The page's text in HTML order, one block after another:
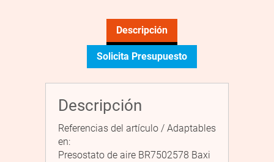
Descripción
Solicita Presupuesto
Descripción
Referencias del artículo / Adaptables
en:
Presostato de aire BR7502578 Baxi